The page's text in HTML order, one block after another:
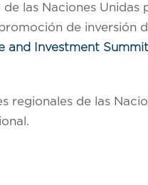
las Naciones Unidas
de inversión
and Investment
regionales de las